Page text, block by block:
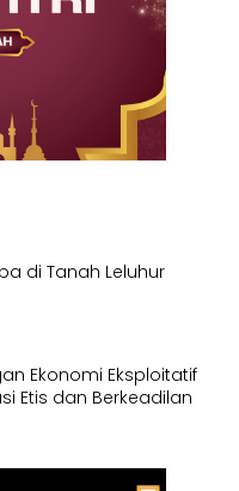
di Tanah Leluhur
Ekonomi Eksploitatif
Etis dan Berkeadilan